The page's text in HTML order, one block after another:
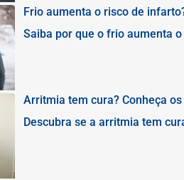
cardiológico de alta
Frio aumenta o risco de
Saiba por que o frio aumenta
Arritmia tem cura? Conheça
Descubra se a arritmia tem